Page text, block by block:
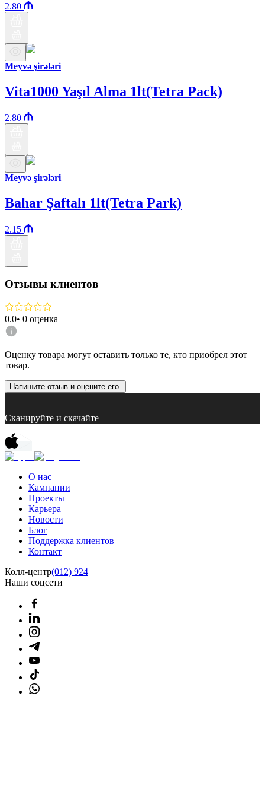
2.80
Meyvə şirələri
Vita1000 Yaşıl Alma 1lt(Tetra Pack)
2.80
Meyvə şirələri
Bahar Şaftalı 1lt(Tetra Park)
2.15
Отзывы клиентов
0.0• 0 оценка
Оценку товара могут оставить только те, кто приобрел этот
товар.
Напишите отзыв и оцените его.
Сканируйте и скачайте
О нас
Кампании
Проекты
Карьера
Новости
Блог
Поддержка клиентов
Контакт
Колл-центр(012) 924
Наши соцсети